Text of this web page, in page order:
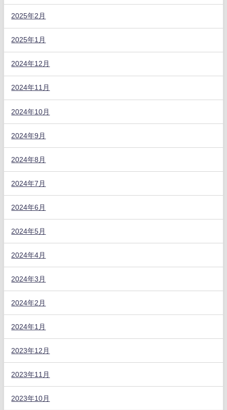
2025年2月
2025年1月
2024年12月
2024年11月
2024年10月
2024年9月
2024年8月
2024年7月
2024年6月
2024年5月
2024年4月
2024年3月
2024年2月
2024年1月
2023年12月
2023年11月
2023年10月